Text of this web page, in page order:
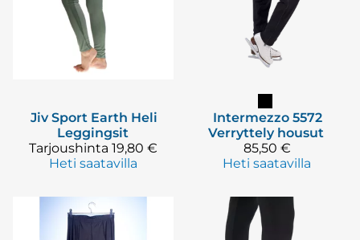
Jiv Sport Earth Heli
Leggingsit
Tarjoushinta 19,80 €
Heti saatavilla
Intermezzo 5572
Verryttely housut
85,50 €
Heti saatavilla